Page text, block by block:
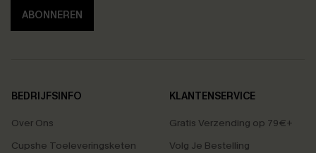
ABONNEREN
BEDRIJFSINFO
Over Ons
Cupshe Toeleveringsketen
KLANTENSERVICE
Gratis Verzending op 79€+
Volg Je Bestelling